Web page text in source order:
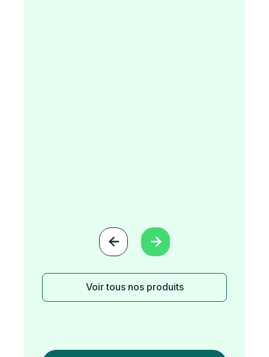
 
Voir tous nos produits